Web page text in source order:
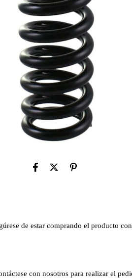
de estar comprando el producto
con nosotros para realizar el